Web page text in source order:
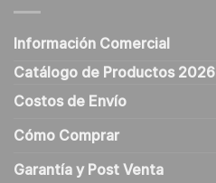
Información Comercial
Catálogo de Productos 2026
Costos de Envío
Cómo Comprar
Garantía y Post Venta